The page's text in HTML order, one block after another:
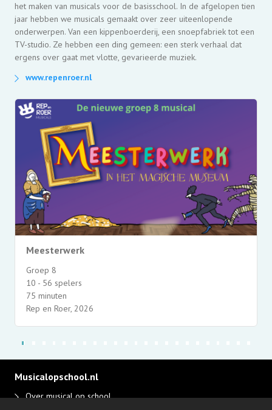
het maken van musicals voor de basisschool. In de afgelopen tien
jaar hebben we musicals gemaakt over zeer uiteenlopende
onderwerpen. Van een kippenboerderij, een snoepfabriek tot een
TV-studio. Ze hebben een ding gemeen: een sterk verhaal dat
ergens over gaat met vlotte, gevarieerde muziek.
www.repenroer.nl
Meesterwerk
Groep 8
10 - 56 spelers
75 minuten
Rep en Roer, 2026
Musicalopschool.nl
Over musical op school